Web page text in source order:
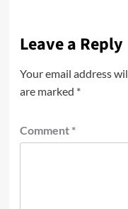
Leave a Reply
Your email address
are marked *
Comment *